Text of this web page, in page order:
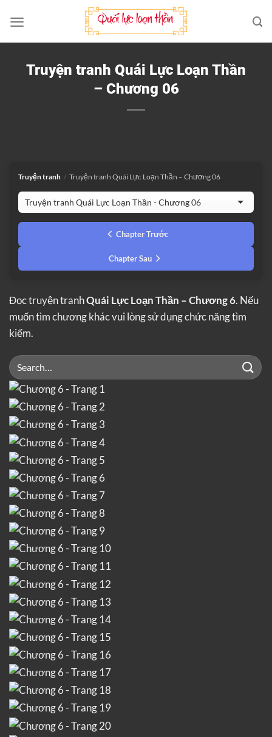
qua
nội
Truyện tranh Quái Lực Loạn Thần
– Chương 06
Truyện tranh / Truyện tranh Quái Lực Loạn Thần – Chương 06
Chapter Trước
Chapter Sau
Đọc truyện tranhQuái Lực Loạn Thần – Chương 6. Nếu
muốn tìm chương khác vui lòng sử dụng chức năng tìm
kiếm.